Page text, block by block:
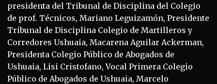
presidenta del Tribunal de Disciplina del Colegio
de prof. Técnicos, Mariano Leguizamón, Presidente
Tribunal de Disciplina Colegio de Martilleros y
Corredores Ushuaia, Macarena Aguilar Ackerman,
Presidenta Colegio Público de Abogados de
Ushuaia, Lisi Cristofano, Vocal Primera Colegio
Público de Abogados de Ushuaia, Marcelo